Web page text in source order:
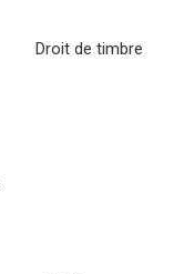
Droit de timbre